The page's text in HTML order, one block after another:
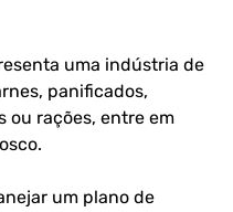
uma indústria de
panificados,
ou rações, entre em
um plano de